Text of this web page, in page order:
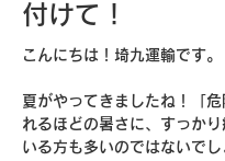
付けて！
こんにちは！埼九運輸です。
夏がやってきましたね！「
れるほどの暑さに、すっか
いる方も多いのではないで